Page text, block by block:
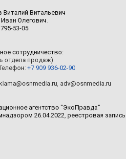
Витальевич
Олегович.
53-05
сотрудничество:
отдела продаж)
+7 909 936-02-90
adv@osnmedia.ru
агентство "ЭкоПравда"
26.04.2022, реестровая запись